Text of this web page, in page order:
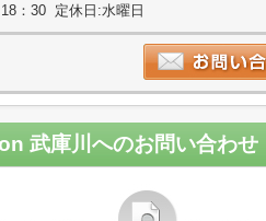
：30 定休日:水曜日
武庫川 へのお問い合わせ